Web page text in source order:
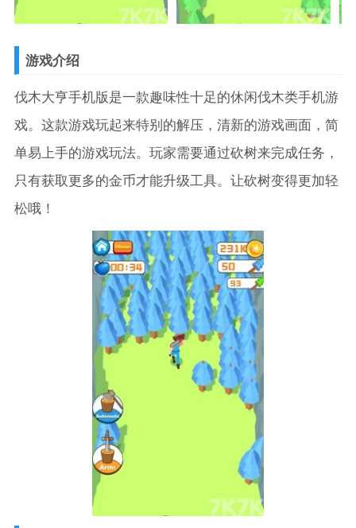
游戏介绍
伐木大亨手机版是一款趣味性十足的休闲伐木类手机游
戏。这款游戏玩起来特别的解压，清新的游戏画面，简
单易上手的游戏玩法。玩家需要通过砍树来完成任务，
只有获取更多的金币才能升级工具。让砍树变得更加轻
松哦！